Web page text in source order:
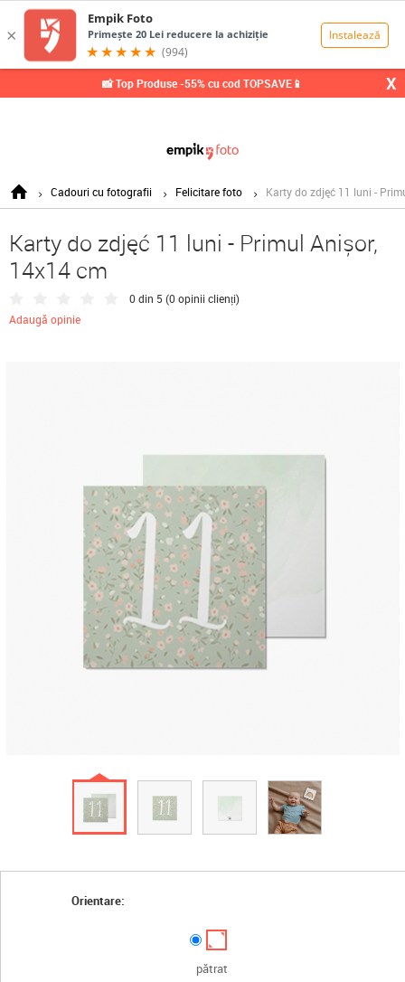
📸 Top Produse -55% cu cod TOPSAVE📱 X
Cadouri cu fotografii Felicitare foto Karty do zdjęć 11 luni -
Karty do zdjęć 11 luni - Primul Anișor,
14x14 cm
0 din 5 (0 opinii clienți)
Adaugă opinie
Orientare:
pătrat